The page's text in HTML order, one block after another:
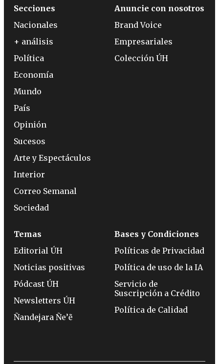
Secciones
Nacionales
+ análisis
Política
Economía
Mundo
País
Opinión
Sucesos
Arte y Espectáculos
Interior
Correo Semanal
Sociedad
Anuncie con nosotros
Brand Voice
Empresariales
Colección ÚH
Temas
Editorial ÚH
Noticias positivas
Pódcast ÚH
Newsletters ÚH
Ñandejara Ñe’ẽ
Bases y Condiciones
Políticas de Privacidad
Política de uso de la IA
Servicio de
Suscripción a Crédito
Política de Calidad